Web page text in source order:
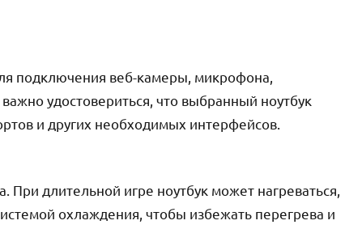
подключения веб-камеры, микрофона,
удостовериться, что выбранный ноутбук
и других необходимых интерфейсов.
длительной игре ноутбук может нагреваться,
охлаждения, чтобы избежать перегрева и